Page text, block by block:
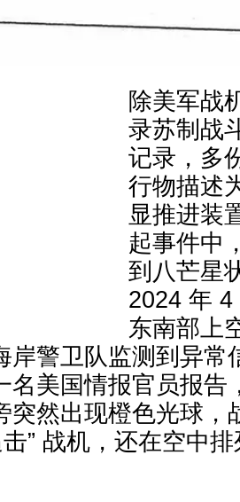
除美军战
录苏制战
记录，多
行物描述
显推进装
起事件中
到八芒星
2024 年
东南部上
岸警卫队监测到异常
名美国情报官员报告
突然出现橙色光球，
” 战机，还在空中